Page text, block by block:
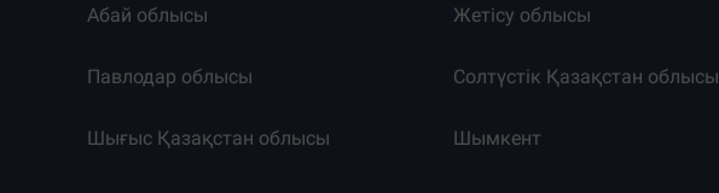
Абай облысы Жетісу облысы
Павлодар облысы Солтүстік Қазақстан облысы
Шығыс Қазақстан облысы Шымкент